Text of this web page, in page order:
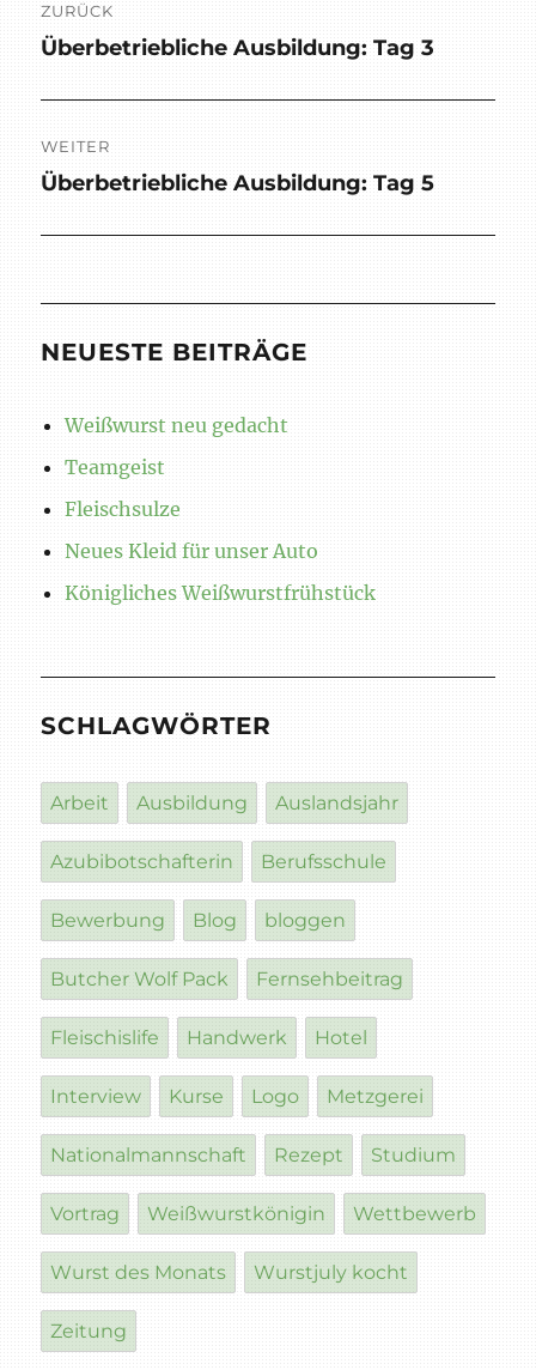
ZURÜCK
Vorheriger
Überbetriebliche Ausbildung: Tag 3
WEITER
Nächster
Überbetriebliche Ausbildung: Tag 5
NEUESTE BEITRÄGE
Weißwurst neu gedacht
Teamgeist
Fleischsulze
Neues Kleid für unser Auto
Königliches Weißwurstfrühstück
SCHLAGWÖRTER
Arbeit Ausbildung Auslandsjahr
Azubibotschafterin Berufsschule
Bewerbung Blog bloggen
Butcher Wolf Pack Fernsehbeitrag
Fleischislife Handwerk Hotel
Interview Kurse Logo Metzgerei
Nationalmannschaft Rezept Studium
Vortrag Weißwurstkönigin Wettbewerb
Wurst des Monats Wurstjuly kocht
Zeitung